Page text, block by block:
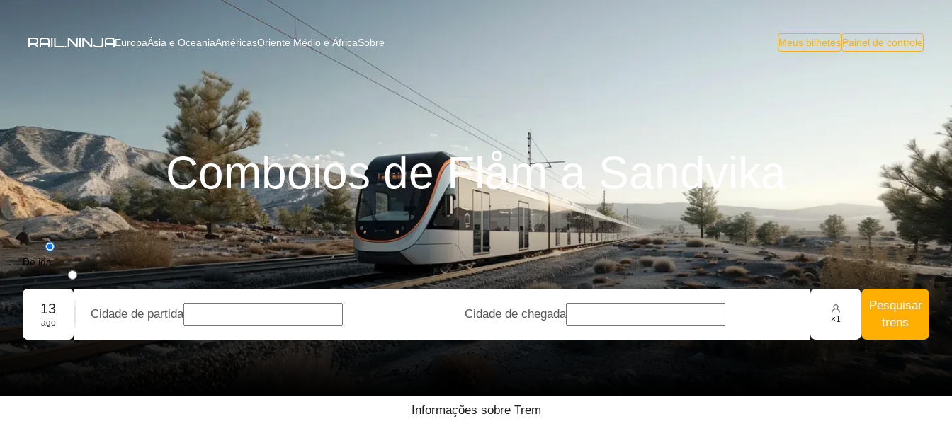
EuropaÁsia e OceaniaAméricasOriente Médio e ÁfricaSobre Meus bilhetesPainel de controle
Comboios de Flåm a Sandvika
De ida
De ida e volta
Reserva em grupo
13
ago
Cidade de partida Cidade de chegada ×1
Pesquisar
trens
Informações sobre Trem